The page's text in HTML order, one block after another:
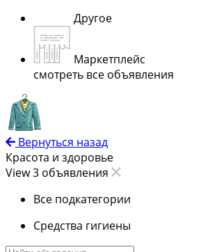
Другое
Маркетплейс
смотреть все объявления
Вернуться назад
Красота и здоровье
View 3 объявления
Все подкатегории
Средства гигиены